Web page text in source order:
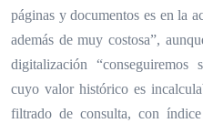
páginas y documentos es en la
además de muy costosa”,
digitalización “conseguiremos
cuyo valor histórico es
filtrado de consulta, con